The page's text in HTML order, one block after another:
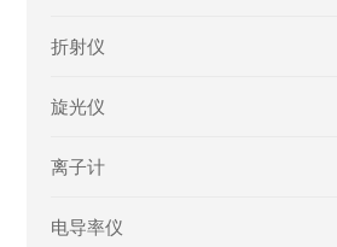
折射仪
旋光仪
离子计
电导率仪